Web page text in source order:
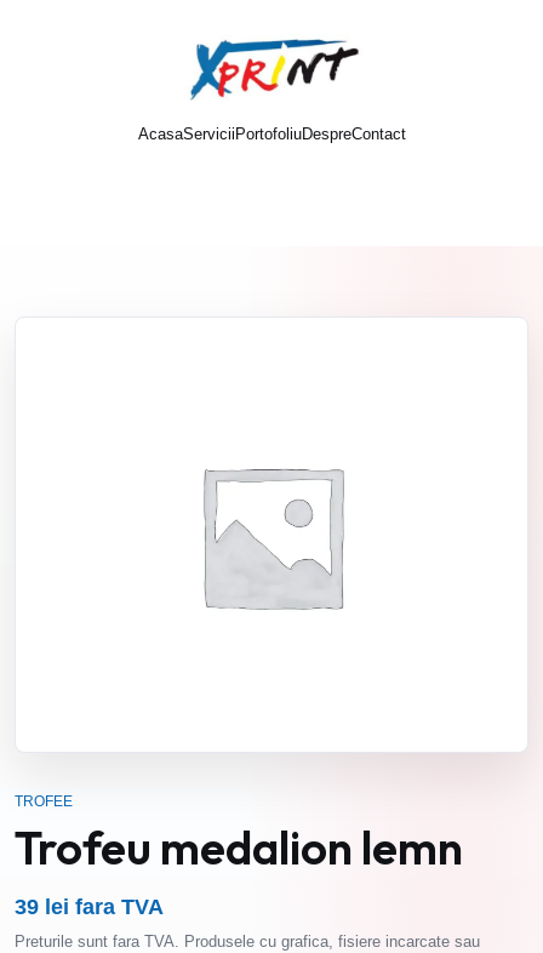
AcasaServicii PortofoliuDespreContact
TROFEE
Trofeu medalion lemn
39 lei fara TVA
Preturile sunt fara TVA. Produsele cu grafica, fisiere incarcate sau